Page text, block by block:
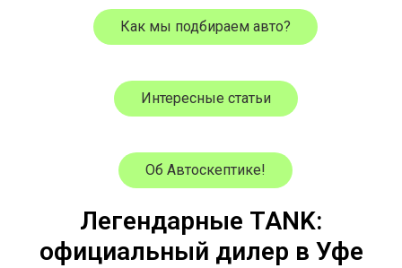
Как мы подбираем авто?
Интересные статьи
Об Автоскептике!
Легендарные TANK:
официальный дилер в Уфе